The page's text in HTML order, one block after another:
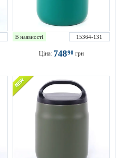
В наявності 15364-131
Ціна: 74890 грн